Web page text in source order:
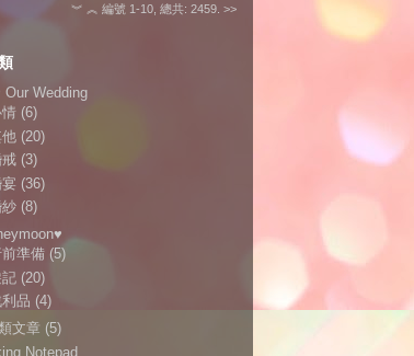
︾ ︽ 編號 1-10, 總共: 2459. >>
Our Wedding
(6)
(20)
(3)
(36)
(8)
準備 (5)
(20)
品 (4)
文章 (5)
Notepad